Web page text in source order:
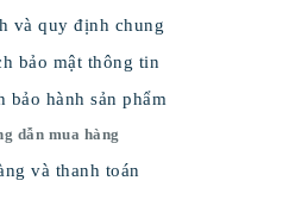
và quy định chung
bảo mật thông tin
bảo hành sản phẩm
dẫn mua hàng
và thanh toán